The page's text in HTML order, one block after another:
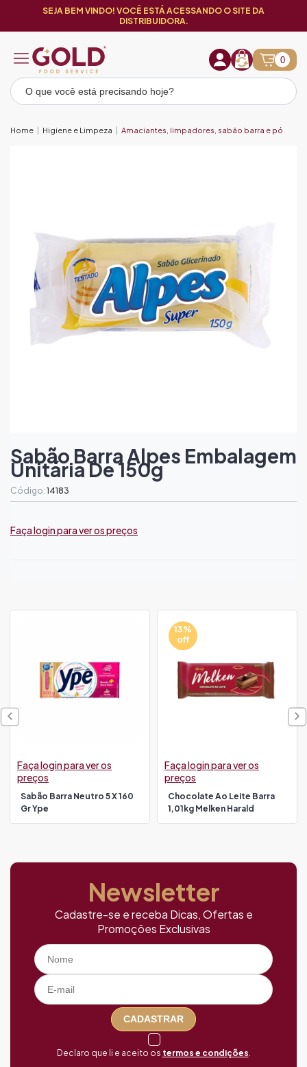
SEJA BEM VINDO! VOCÊ ESTÁ ACESSANDO O SITE DA
DISTRIBUIDORA.
0
Home Higiene e Limpeza Amaciantes, limpadores, sabão barra e pó
Sabão Barra Alpes Embalagem
Unitária De 150g
Código: 14183
Faça login para ver os preços
Sabão Barra Neutro 5 X 160
Gr Ype
Faça login para ver os
preços
13%
off
Chocolate Ao Leite Barra
1,01kg Melken Harald
Faça login para ver os
preços
Newsletter
Cadastre-se e receba Dicas, Ofertas e
Promoções Exclusivas
CADASTRAR
Declaro que li e aceito os termos e condições